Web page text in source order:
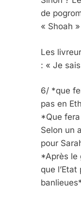
de
« Shoah
Les
: « Je
6/ *que
pas en
*Que
Selon un
pour
*Après le
que